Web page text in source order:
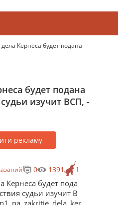
Кернеса будет подана
будет подана
изучит ВСП, -
рекламу
1
0 1391